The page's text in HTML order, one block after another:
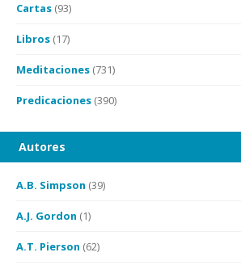
Cartas (93)
Libros (17)
Meditaciones (731)
Predicaciones (390)
Autores
A.B. Simpson (39)
A.J. Gordon (1)
A.T. Pierson (62)